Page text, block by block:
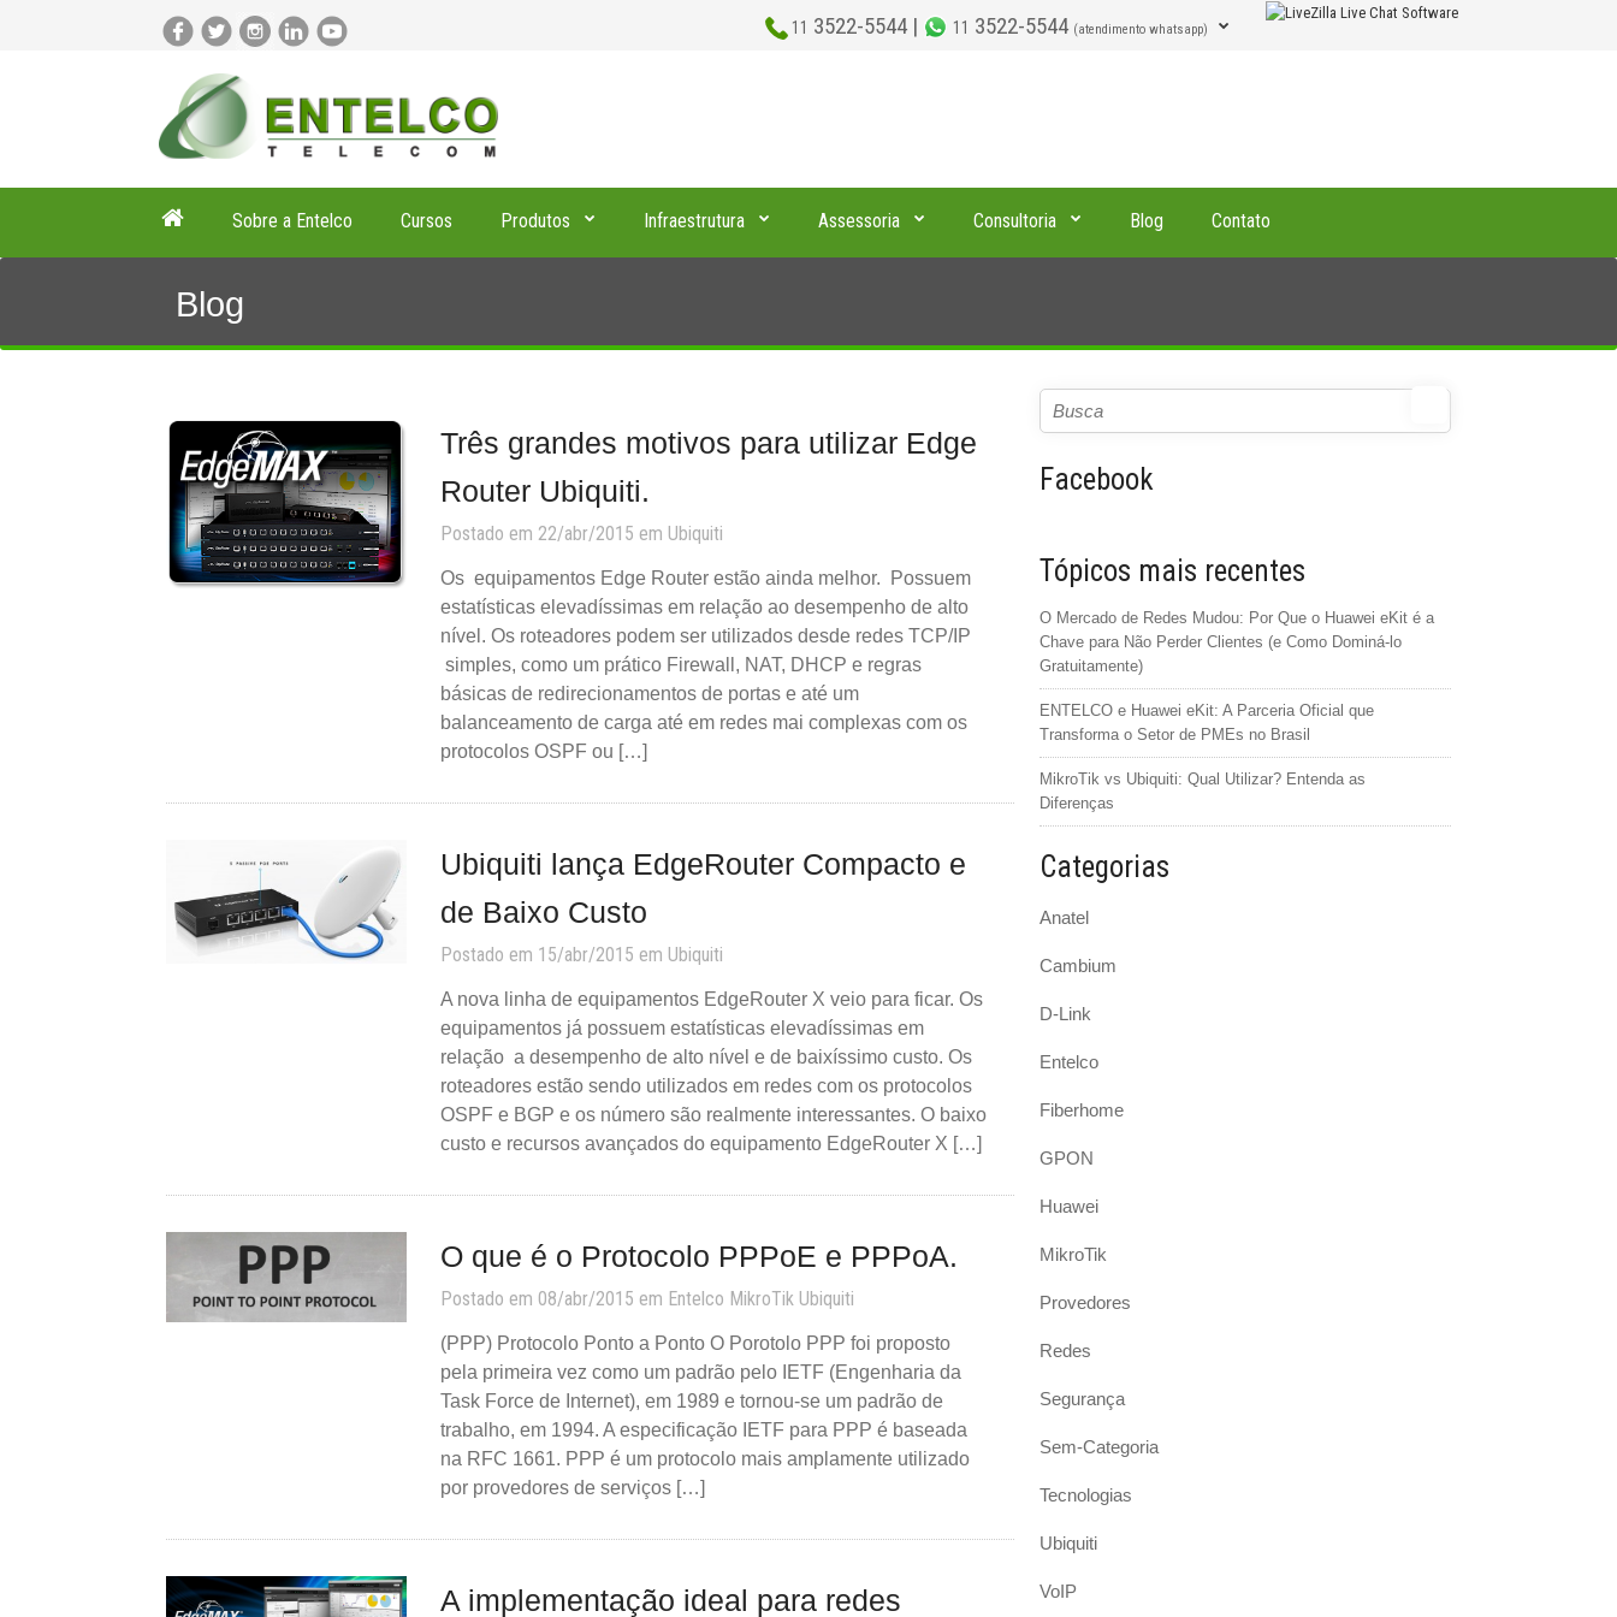
11 3522-5544 | 11 3522-5544 (atendimento whatsapp)
Sobre a Entelco Cursos Produtos Infraestrutura Assessoria Consultoria Blog Contato
Blog
Três grandes motivos para utilizar Edge
Router Ubiquiti.
Postado em 22/abr/2015 em Ubiquiti
Os equipamentos Edge Router estão ainda melhor. Possuem
estatísticas elevadíssimas em relação ao desempenho de alto
nível. Os roteadores podem ser utilizados desde redes TCP/IP
simples, como um prático Firewall, NAT, DHCP e regras
básicas de redirecionamentos de portas e até um
balanceamento de carga até em redes mai complexas com os
protocolos OSPF ou […]
Ubiquiti lança EdgeRouter Compacto e
de Baixo Custo
Postado em 15/abr/2015 em Ubiquiti
A nova linha de equipamentos EdgeRouter X veio para ficar. Os
equipamentos já possuem estatísticas elevadíssimas em
relação a desempenho de alto nível e de baixíssimo custo. Os
roteadores estão sendo utilizados em redes com os protocolos
OSPF e BGP e os número são realmente interessantes. O baixo
custo e recursos avançados do equipamento EdgeRouter X […]
O que é o Protocolo PPPoE e PPPoA.
Postado em 08/abr/2015 em Entelco MikroTik Ubiquiti
(PPP) Protocolo Ponto a Ponto O Porotolo PPP foi proposto
pela primeira vez como um padrão pelo IETF (Engenharia da
Task Force de Internet), em 1989 e tornou-se um padrão de
trabalho, em 1994. A especificação IETF para PPP é baseada
na RFC 1661. PPP é um protocolo mais amplamente utilizado
por provedores de serviços […]
A implementação ideal para redes
Facebook
Tópicos mais recentes
O Mercado de Redes Mudou: Por Que o Huawei eKit é a
Chave para Não Perder Clientes (e Como Dominá-lo
Gratuitamente)
ENTELCO e Huawei eKit: A Parceria Oficial que
Transforma o Setor de PMEs no Brasil
MikroTik vs Ubiquiti: Qual Utilizar? Entenda as
Diferenças
Categorias
Anatel
Cambium
D-Link
Entelco
Fiberhome
GPON
Huawei
MikroTik
Provedores
Redes
Segurança
Sem-Categoria
Tecnologias
Ubiquiti
VoIP